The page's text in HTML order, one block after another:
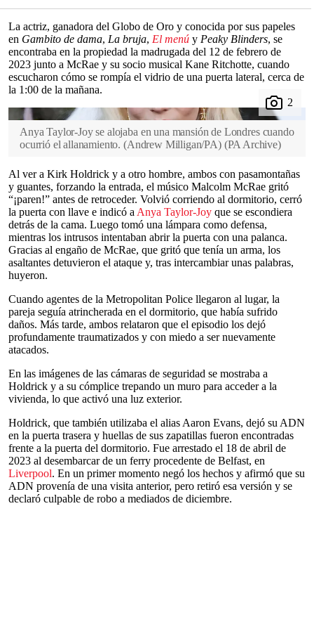
La actriz, ganadora del Globo de Oro y conocida por sus papeles
en Gambito de dama, La bruja, El menú y Peaky Blinders, se
encontraba en la propiedad la madrugada del 12 de febrero de
2023 junto a McRae y su socio musical Kane Ritchotte, cuando
escucharon cómo se rompía el vidrio de una puerta lateral, cerca de
la 1:00 de la mañana.
Anya Taylor-Joy se alojaba en una mansión de Londres cuando
ocurrió el allanamiento. (Andrew Milligan/PA) (PA Archive)
Al ver a Kirk Holdrick y a otro hombre, ambos con pasamontañas
y guantes, forzando la entrada, el músico Malcolm McRae gritó
“¡paren!” antes de retroceder. Volvió corriendo al dormitorio, cerró
la puerta con llave e indicó a Anya Taylor-Joy que se escondiera
detrás de la cama. Luego tomó una lámpara como defensa,
mientras los intrusos intentaban abrir la puerta con una palanca.
Gracias al engaño de McRae, que gritó que tenía un arma, los
asaltantes detuvieron el ataque y, tras intercambiar unas palabras,
huyeron.
Cuando agentes de la Metropolitan Police llegaron al lugar, la
pareja seguía atrincherada en el dormitorio, que había sufrido
daños. Más tarde, ambos relataron que el episodio los dejó
profundamente traumatizados y con miedo a ser nuevamente
atacados.
En las imágenes de las cámaras de seguridad se mostraba a
Holdrick y a su cómplice trepando un muro para acceder a la
vivienda, lo que activó una luz exterior.
Holdrick, que también utilizaba el alias Aaron Evans, dejó su ADN
en la puerta trasera y huellas de sus zapatillas fueron encontradas
frente a la puerta del dormitorio. Fue arrestado el 18 de abril de
2023 al desembarcar de un ferry procedente de Belfast, en
Liverpool. En un primer momento negó los hechos y afirmó que su
ADN provenía de una visita anterior, pero retiró esa versión y se
declaró culpable de robo a mediados de diciembre.